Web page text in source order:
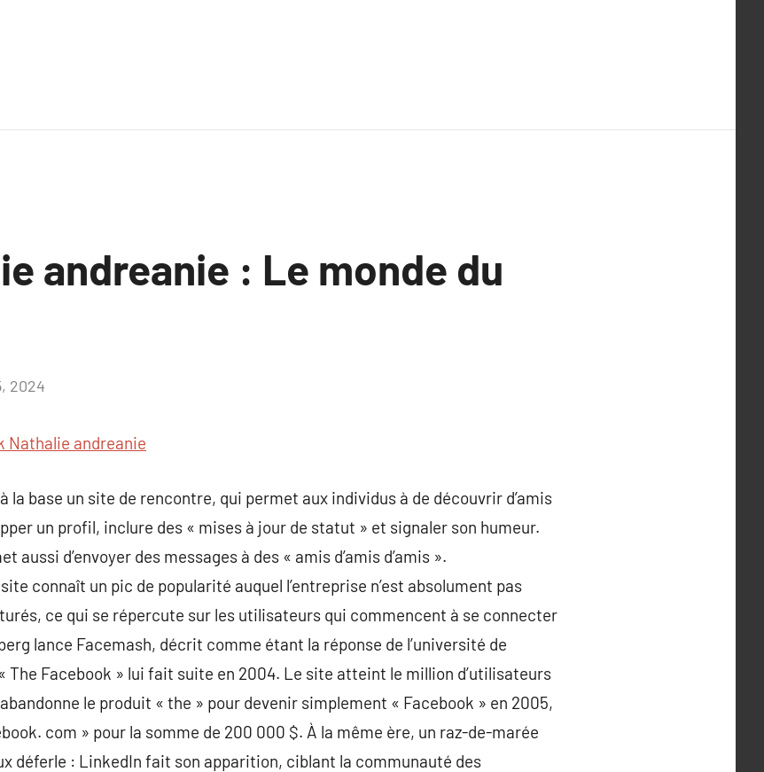
andreanie : Le monde du
2024
Nathalie andreanie
la base un site de rencontre, qui permet aux individus à de découvrir d’amis
un profil, inclure des « mises à jour de statut » et signaler son humeur.
aussi d’envoyer des messages à des « amis d’amis d’amis ».
connaît un pic de popularité auquel l’entreprise n’est absolument pas
ce qui se répercute sur les utilisateurs qui commencent à se connecter
lance Facemash, décrit comme étant la réponse de l’université de
The Facebook » lui fait suite en 2004. Le site atteint le million d’utilisateurs
le produit « the » pour devenir simplement « Facebook » en 2005,
com » pour la somme de 200 000 $. À la même ère, un raz-de-marée
déferle : LinkedIn fait son apparition, ciblant la communauté des